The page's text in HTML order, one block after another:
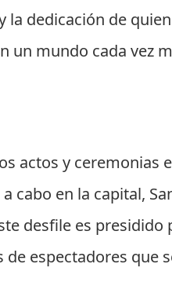
la dedicación de
un mundo cada vez
actos y ceremonias
cabo en la capital,
desfile es presidido
espectadores que